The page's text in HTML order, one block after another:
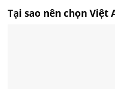
Tại sao nên chọn Việt